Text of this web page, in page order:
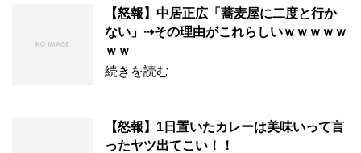
【怒報】中居正広「蕎麦屋に二度と行か
ない」⇢その理由がこれらしいｗｗｗｗｗ
ｗｗ
続きを読む
【怒報】1日置いたカレーは美味いって言
ったヤツ出てこい！！